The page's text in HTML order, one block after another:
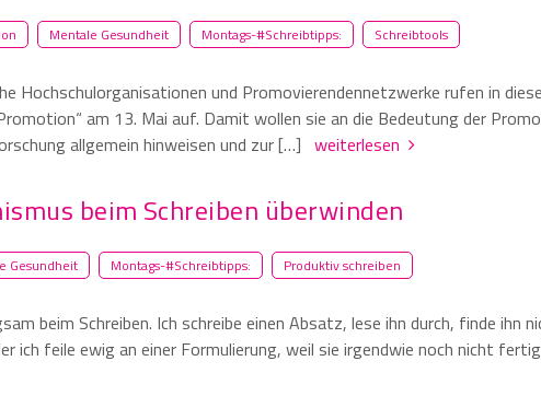
Mentale Gesundheit Montags-#Schreibtipps: Schreibtools
Hochschulorganisationen und Promovierendennetzwerke rufen in
am 13. Mai auf. Damit wollen sie an die Bedeutung der
allgemein hinweisen und zur […] weiterlesen
beim Schreiben überwinden
Gesundheit Montags-#Schreibtipps: Produktiv schreiben
beim Schreiben. Ich schreibe einen Absatz, lese ihn durch, finde ihn
ich feile ewig an einer Formulierung, weil sie irgendwie noch nicht